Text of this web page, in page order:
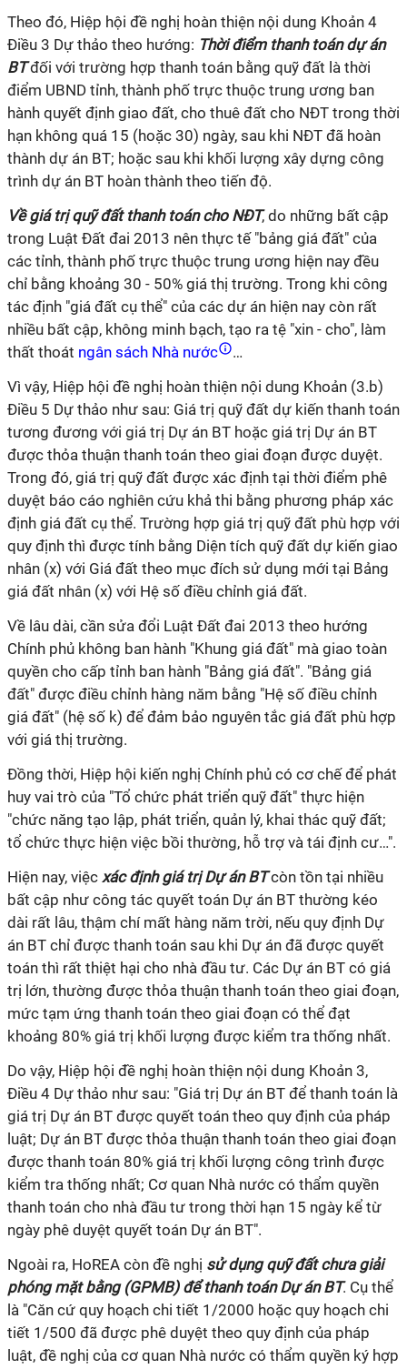
Theo đó, Hiệp hội đề nghị hoàn thiện nội dung Khoản 4
Điều 3 Dự thảo theo hướng: Thời điểm thanh toán dự án
BTđối với trường hợp thanh toán bằng quỹ đất là thời
điểm UBND tỉnh, thành phố trực thuộc trung ương ban
hành quyết định giao đất, cho thuê đất cho NĐT trong thời
hạn không quá 15 (hoặc 30) ngày, sau khi NĐT đã hoàn
thành dự án BT; hoặc sau khi khối lượng xây dựng công
trình dự án BT hoàn thành theo tiến độ.
Về giá trị quỹ đất thanh toán cho NĐT, do những bất cập
trong Luật Đất đai 2013 nên thực tế "bảng giá đất" của
các tỉnh, thành phố trực thuộc trung ương hiện nay đều
chỉ bằng khoảng 30 - 50% giá thị trường. Trong khi công
tác định "giá đất cụ thể" của các dự án hiện nay còn rất
nhiều bất cập, không minh bạch, tạo ra tệ "xin - cho", làm
thất thoát ngân sách Nhà nước
…
Vì vậy, Hiệp hội đề nghị hoàn thiện nội dung Khoản (3.b)
Điều 5 Dự thảo như sau: Giá trị quỹ đất dự kiến thanh toán
tương đương với giá trị Dự án BT hoặc giá trị Dự án BT
được thỏa thuận thanh toán theo giai đoạn được duyệt.
Trong đó, giá trị quỹ đất được xác định tại thời điểm phê
duyệt báo cáo nghiên cứu khả thi bằng phương pháp xác
định giá đất cụ thể. Trường hợp giá trị quỹ đất phù hợp với
quy định thì được tính bằng Diện tích quỹ đất dự kiến giao
nhân (x) với Giá đất theo mục đích sử dụng mới tại Bảng
giá đất nhân (x) với Hệ số điều chỉnh giá đất.
Về lâu dài, cần sửa đổi Luật Đất đai 2013 theo hướng
Chính phủ không ban hành "Khung giá đất" mà giao toàn
quyền cho cấp tỉnh ban hành "Bảng giá đất". "Bảng giá
đất" được điều chỉnh hàng năm bằng "Hệ số điều chỉnh
giá đất" (hệ số k) để đảm bảo nguyên tắc giá đất phù hợp
với giá thị trường.
Đồng thời, Hiệp hội kiến nghị Chính phủ có cơ chế để phát
huy vai trò của "Tổ chức phát triển quỹ đất" thực hiện
"chức năng tạo lập, phát triển, quản lý, khai thác quỹ đất;
tổ chức thực hiện việc bồi thường, hỗ trợ và tái định cư…".
Hiện nay, việc xác định giá trị Dự án BTcòn tồn tại nhiều
bất cập như công tác quyết toán Dự án BT thường kéo
dài rất lâu, thậm chí mất hàng năm trời, nếu quy định Dự
án BT chỉ được thanh toán sau khi Dự án đã được quyết
toán thì rất thiệt hại cho nhà đầu tư. Các Dự án BT có giá
trị lớn, thường được thỏa thuận thanh toán theo giai đoạn,
mức tạm ứng thanh toán theo giai đoạn có thể đạt
khoảng 80% giá trị khối lượng được kiểm tra thống nhất.
Do vậy, Hiệp hội đề nghị hoàn thiện nội dung Khoản 3,
Điều 4 Dự thảo như sau: "Giá trị Dự án BT để thanh toán là
giá trị Dự án BT được quyết toán theo quy định của pháp
luật; Dự án BT được thỏa thuận thanh toán theo giai đoạn
được thanh toán 80% giá trị khối lượng công trình được
kiểm tra thống nhất; Cơ quan Nhà nước có thẩm quyền
thanh toán cho nhà đầu tư trong thời hạn 15 ngày kể từ
ngày phê duyệt quyết toán Dự án BT".
Ngoài ra, HoREA còn đề nghị sử dụng quỹ đất chưa giải
phóng mặt bằng (GPMB) để thanh toán Dự án BT. Cụ thể
là "Căn cứ quy hoạch chi tiết 1/2000 hoặc quy hoạch chi
tiết 1/500 đã được phê duyệt theo quy định của pháp
luật, đề nghị của cơ quan Nhà nước có thẩm quyền ký hợp